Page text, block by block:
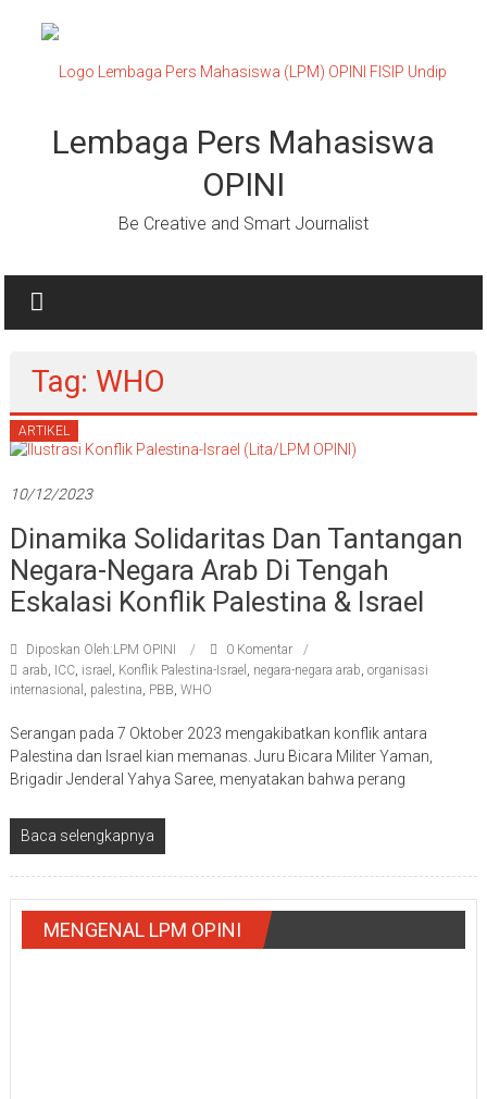
Lembaga Pers Mahasiswa
OPINI
Be Creative and Smart Journalist
Tag: WHO
ARTIKEL
10/12/2023
Dinamika Solidaritas Dan Tantangan
Negara-Negara Arab Di Tengah
Eskalasi Konflik Palestina & Israel
Diposkan Oleh:LPM OPINI
0 Komentar
arab, ICC, israel , Konflik Palestina-Israel , negara-negara arab, organisasi
internasional , palestina, PBB, WHO
Serangan pada 7 Oktober 2023 mengakibatkan konflik antara
Palestina dan Israel kian memanas. Juru Bicara Militer Yaman,
Brigadir Jenderal Yahya Saree, menyatakan bahwa perang
Baca selengkapnya
MENGENAL LPM OPINI